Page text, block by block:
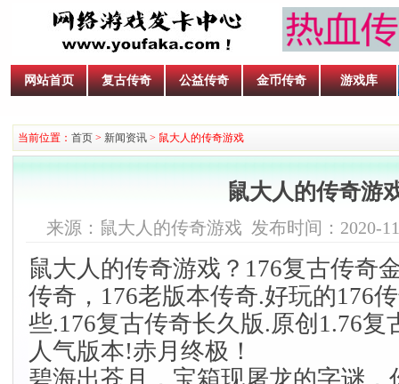
网站首页 复古传奇 公益传奇 金币传奇 游戏库
当前位置： 首页 > 新闻资讯 > 鼠大人的传奇游戏
鼠大人的传奇游
来源：鼠大人的传奇游戏 发布时间：2020-
鼠大人的传奇游戏？176复古传奇
传奇，176老版本传奇.好玩的176
些.176复古传奇长久版.原创1.76复
人气版本!赤月终极！
碧海出苍月，宝箱现屠龙的字谜，